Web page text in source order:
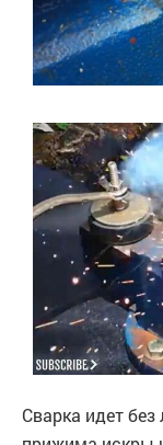
Сварка идет